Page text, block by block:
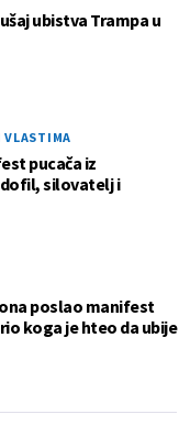
ubistva Trampa u
VLASTIMA
pucača iz
silovatelj i
poslao manifest
koga je hteo da ubije